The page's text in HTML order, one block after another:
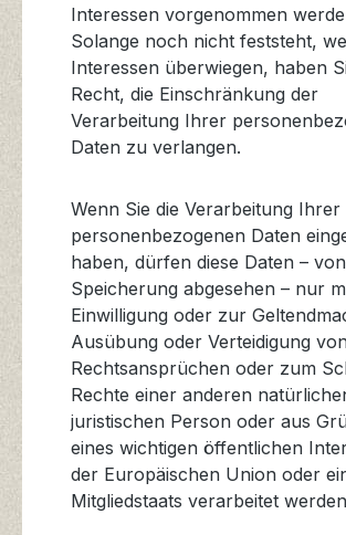
Interessen vorgenommen
Solange noch nicht feststeht,
Interessen überwiegen, haben
Recht, die Einschränkung der
Verarbeitung Ihrer
Daten zu verlangen.
Wenn Sie die Verarbeitung Ihrer
personenbezogenen Daten
haben, dürfen diese Daten –
Speicherung abgesehen – nur
Einwilligung oder zur
Ausübung oder Verteidigung
Rechtsansprüchen oder zum
Rechte einer anderen
juristischen Person oder aus
eines wichtigen öffentlichen
der Europäischen Union oder
Mitgliedstaats verarbeitet